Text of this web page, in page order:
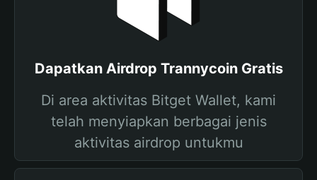
Dapatkan Airdrop Trannycoin Gratis
Di area aktivitas Bitget Wallet, kami
telah menyiapkan berbagai jenis
aktivitas airdrop untukmu